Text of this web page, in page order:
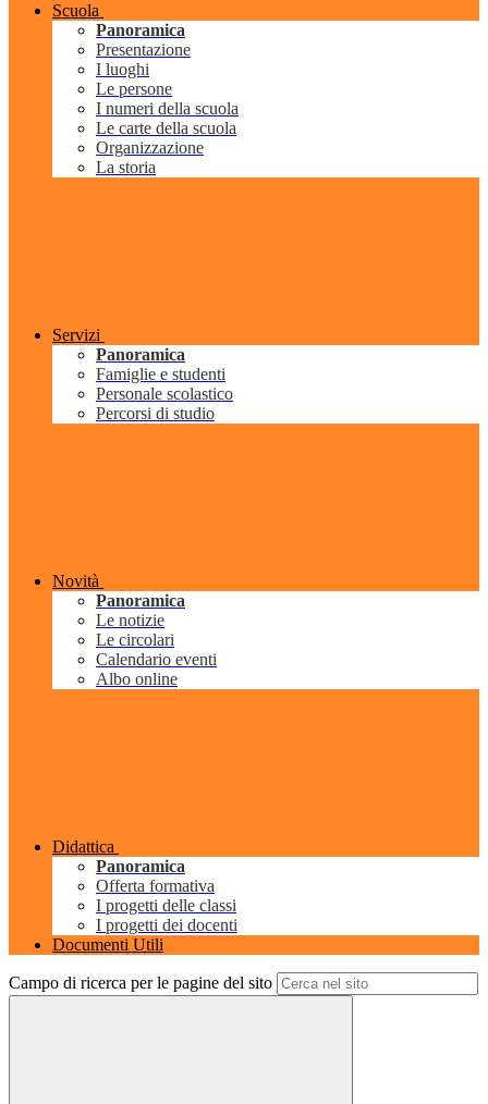
Scuola
Panoramica
Presentazione
I luoghi
Le persone
I numeri della scuola
Le carte della scuola
Organizzazione
La storia
Servizi
Panoramica
Famiglie e studenti
Personale scolastico
Percorsi di studio
Novità
Panoramica
Le notizie
Le circolari
Calendario eventi
Albo online
Didattica
Panoramica
Offerta formativa
I progetti delle classi
I progetti dei docenti
Documenti Utili
Campo di ricerca per le pagine del sito